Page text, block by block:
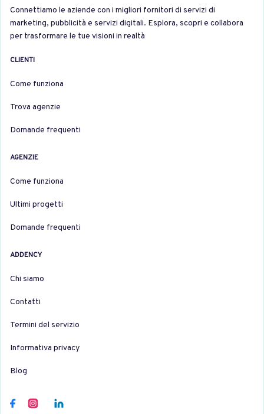
Connettiamo le aziende con i migliori fornitori di servizi di
marketing, pubblicità e servizi digitali. Esplora, scopri e collabora
per trasformare le tue visioni in realtà
CLIENTI
Come funziona
Trova agenzie
Domande frequenti
AGENZIE
Come funziona
Ultimi progetti
Domande frequenti
ADDENCY
Chi siamo
Contatti
Termini del servizio
Informativa privacy
Blog